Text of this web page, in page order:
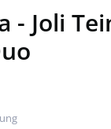
- Joli